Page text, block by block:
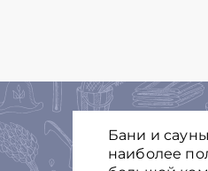
Бани и
наиболее